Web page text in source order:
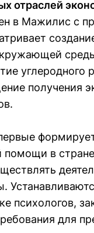
отраслей
в Мажилис с
углеродного
получения
помощи в
психологов,
для